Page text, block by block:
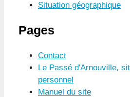
Situation géographique
Pages
Contact
Le Passé d'Arnouville,
personnel
Manuel du site